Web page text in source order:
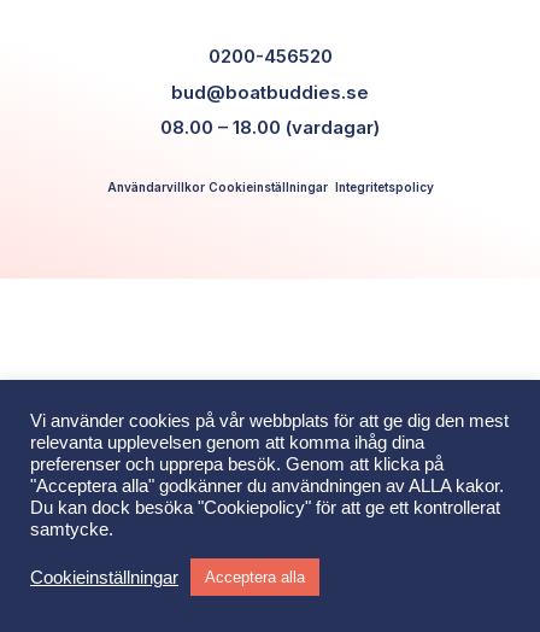
0200-456520
bud@boatbuddies.se
08.00 – 18.00 (vardagar)
Användarvillkor Cookieinställningar Integritetspolicy
Vi använder cookies på vår webbplats för att ge dig den mest
relevanta upplevelsen genom att komma ihåg dina
preferenser och upprepa besök. Genom att klicka på
"Acceptera alla" godkänner du användningen av ALLA kakor.
Du kan dock besöka "Cookiepolicy" för att ge ett kontrollerat
samtycke.
Cookieinställningar Acceptera alla